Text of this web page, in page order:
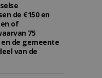
de €150 en
of
75
de gemeente
van de